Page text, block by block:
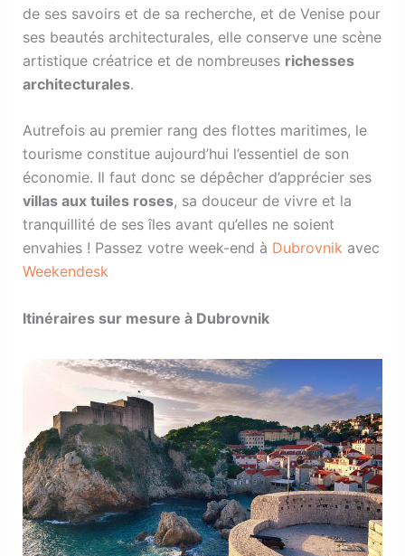
de ses savoirs et de sa recherche, et de Venise pour
ses beautés architecturales, elle conserve une scène
artistique créatrice et de nombreuses richesses
architecturales.
Autrefois au premier rang des flottes maritimes, le
tourisme constitue aujourd’hui l’essentiel de son
économie. Il faut donc se dépêcher d’apprécier ses
villas aux tuiles roses, sa douceur de vivre et la
tranquillité de ses îles avant qu’elles ne soient
envahies ! Passez votre week-end à Dubrovnik avec
Weekendesk
Itinéraires sur mesure à Dubrovnik